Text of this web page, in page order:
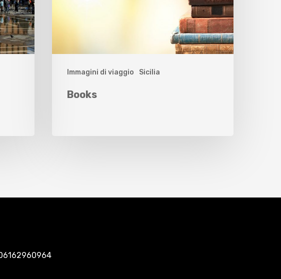
Immagini di viaggio Sicilia
Books